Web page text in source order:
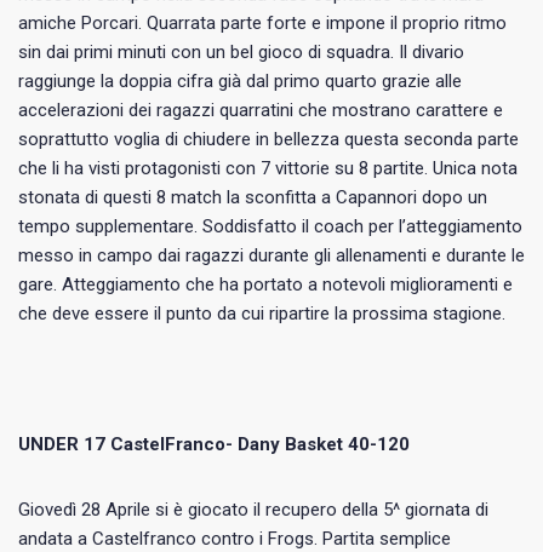
amiche Porcari. Quarrata parte forte e impone il proprio ritmo
sin dai primi minuti con un bel gioco di squadra. Il divario
raggiunge la doppia cifra già dal primo quarto grazie alle
accelerazioni dei ragazzi quarratini che mostrano carattere e
soprattutto voglia di chiudere in bellezza questa seconda parte
che li ha visti protagonisti con 7 vittorie su 8 partite. Unica nota
stonata di questi 8 match la sconfitta a Capannori dopo un
tempo supplementare. Soddisfatto il coach per l’atteggiamento
messo in campo dai ragazzi durante gli allenamenti e durante le
gare. Atteggiamento che ha portato a notevoli miglioramenti e
che deve essere il punto da cui ripartire la prossima stagione.
UNDER 17 CastelFranco- Dany Basket 40-120
Giovedì 28 Aprile si è giocato il recupero della 5^ giornata di
andata a Castelfranco contro i Frogs. Partita semplice